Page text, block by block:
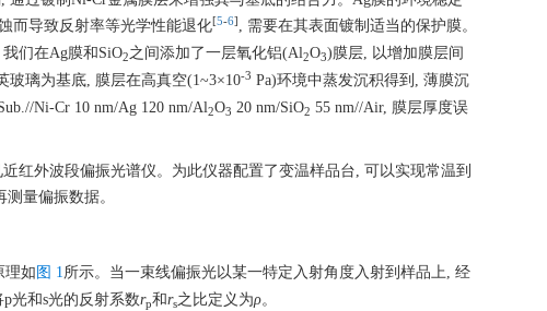
而导致反射率等光学性能退化[5-6] , 需要在其表面镀制适当的保护膜。
我们在Ag膜和SiO2之间添加了一层氧化铝(Al2O3)膜层, 以增加膜层间
玻璃为基底, 膜层在高真空(1~3×10-3 Pa)环境中蒸发沉积得到, 薄膜沉
Ni-Cr 10 nm/Ag 120 nm/Al2O3 20 nm/SiO2 55 nm//Air, 膜层厚度误
红外波段偏振光谱仪。为此仪器配置了变温样品台, 可以实现常温到
量偏振数据。
理如图 1所示。当一束线偏振光以某一特定入射角度入射到样品上, 经
光和s光的反射系数rp和rs之比定义为ρ。